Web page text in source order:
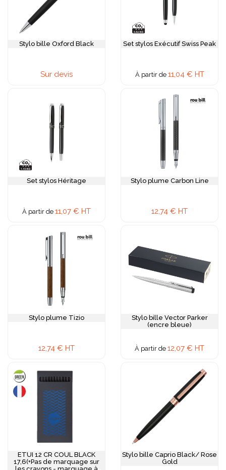
Stylo bille Oxford Black
Sur devis
Set stylos Exécutif Swiss Peak
À partir de 11,04 € HT
Set stylos Héritage
À partir de 11,07 € HT
Stylo plume Carbon Line
12,74 € HT
Stylo plume Tizio
12,74 € HT
Stylo bille Vector Parker
(encre bleue)
À partir de 12,07 € HT
ETUI 12 CR COUL BLACK
17,6(+Pas de marquage sur
Stylo bille Caprio Black/ Rose
Gold